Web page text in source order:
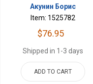
Акунин Борис
Item: 1525782
$76.95
Shipped in 1-3 days
ADD TO CART